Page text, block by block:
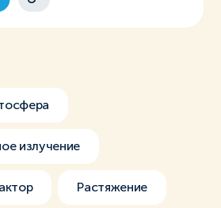
излучение
Растяжение